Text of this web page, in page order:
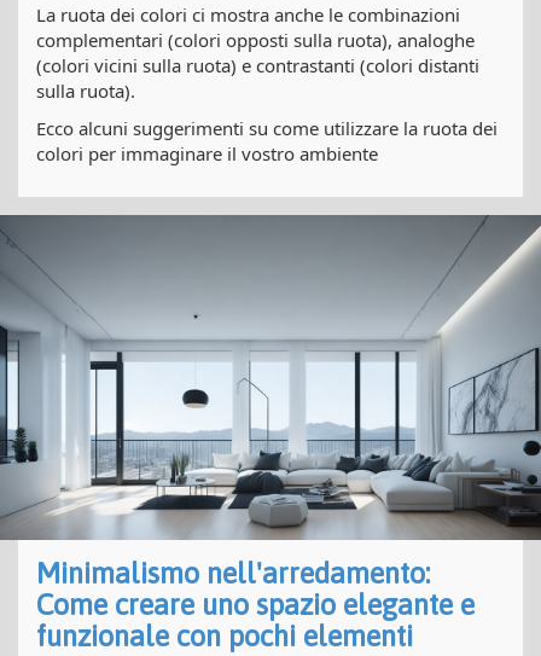
La ruota dei colori ci mostra anche le combinazioni
complementari (colori opposti sulla ruota), analoghe
(colori vicini sulla ruota) e contrastanti (colori distanti
sulla ruota).
Ecco alcuni suggerimenti su come utilizzare la ruota dei
colori per immaginare il vostro ambiente
Minimalismo nell'arredamento:
Come creare uno spazio elegante e
funzionale con pochi elementi